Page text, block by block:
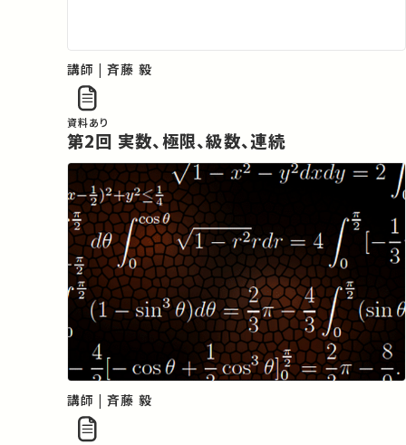
講師 | 斉藤 毅
資料あり
第2回 実数、極限、級数、連続
講師 | 斉藤 毅